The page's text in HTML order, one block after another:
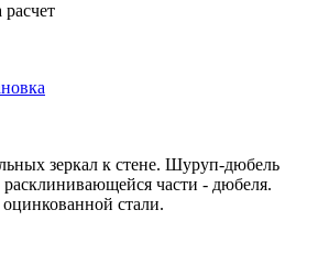
зеркал к стене. Шуруп-дюбель
части - дюбеля.
стали.